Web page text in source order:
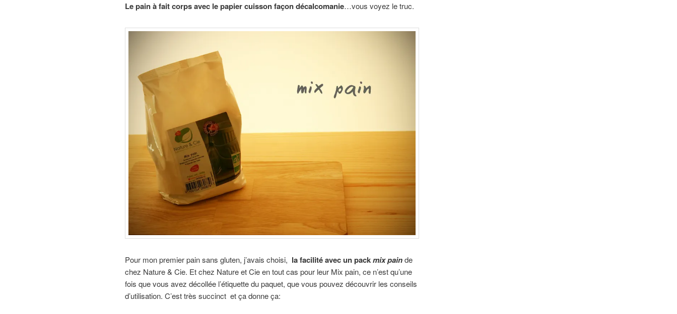
Le pain à fait corps avec le papier cuisson façon décalcomanie…vous voyez le truc.
Pour mon premier pain sans gluten, j’avais choisi, la facilité avec un packmix painde
chez Nature & Cie. Et chez Nature et Cie en tout cas pour leur Mix pain, ce n’est qu’une
fois que vous avez décollée l’étiquette du paquet, que vous pouvez découvrir les conseils
d’utilisation. C’est très succinct et ça donne ça: